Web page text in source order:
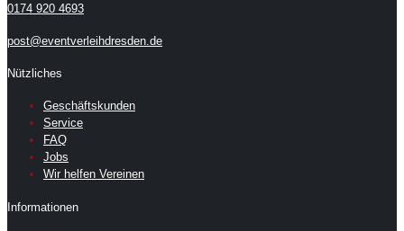
0174 920 4693
post@eventverleihdresden.de
Nützliches
Geschäftskunden
Service
FAQ
Jobs
Wir helfen Vereinen
Informationen